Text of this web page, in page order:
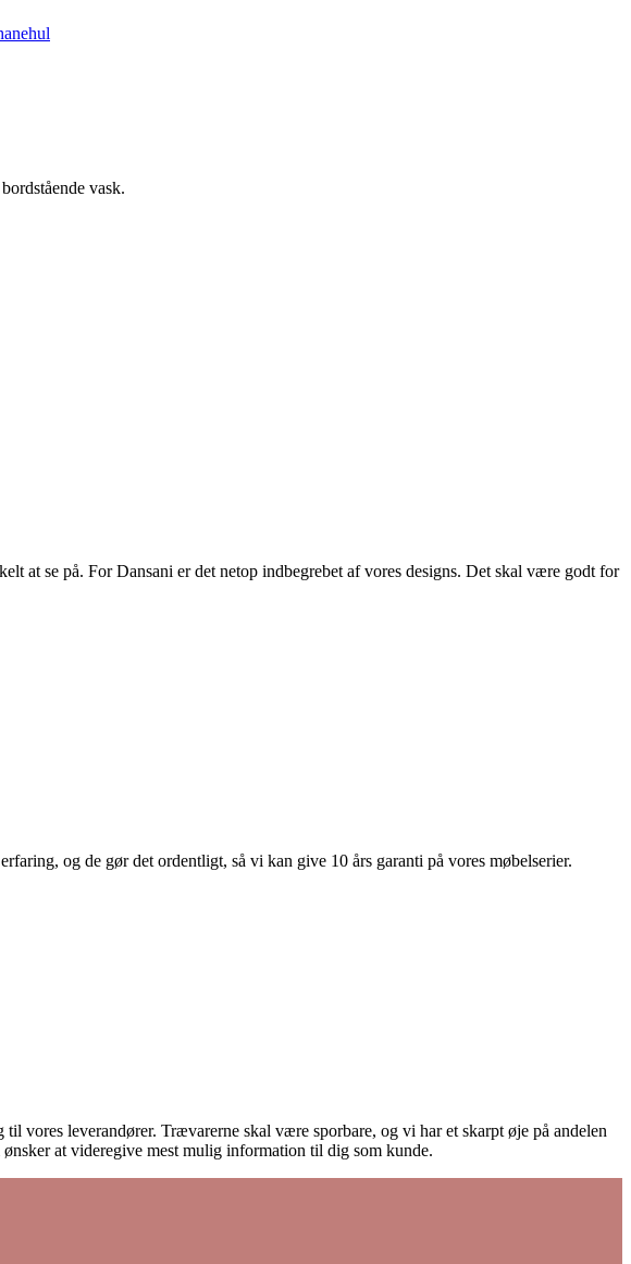
vask.
at se på. For Dansani er det netop indbegrebet af vores designs. Det skal være godt for
og de gør det ordentligt, så vi kan give 10 års garanti på vores møbelserier.
vores leverandører. Trævarerne skal være sporbare, og vi har et skarpt øje på andelen
at videregive mest mulig information til dig som kunde.